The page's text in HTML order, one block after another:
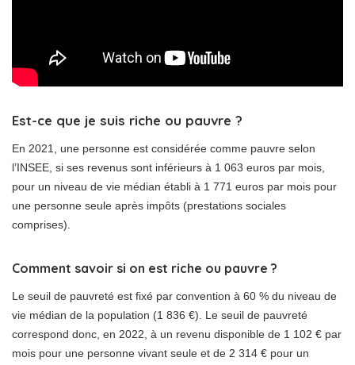
Est-ce que je suis riche ou pauvre ?
En 2021, une personne est considérée comme pauvre selon
l’INSEE, si ses revenus sont inférieurs à 1 063 euros par mois,
pour un niveau de vie médian établi à 1 771 euros par mois pour
une personne seule après impôts (prestations sociales
comprises).
Comment savoir si on est riche ou pauvre ?
Le seuil de pauvreté est fixé par convention à 60 % du niveau de
vie médian de la population (1 836 €). Le seuil de pauvreté
correspond donc, en 2022, à un revenu disponible de 1 102 € par
mois pour une personne vivant seule et de 2 314 € pour un